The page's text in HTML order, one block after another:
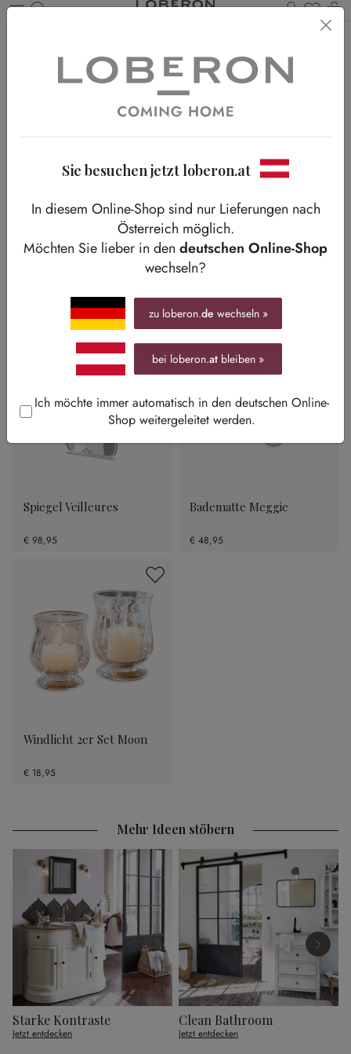
Du
Beachhouse-Look im Bad
Eigener Wellness-Bereich wie im Urlaub
Spiegel Veilleures
€ 98,95
Badematte Meggie
€ 48,95
Windlicht 2er Set Moon
€ 18,95
Mehr Ideen stöbern
Starke Kontraste
Jetzt entdecken
Clean Bathroom
Jetzt entdecken
Sie besuchen jetzt loberon.at
In diesem Online-Shop sind nur Lieferungen nach
Österreich möglich.
Möchten Sie lieber in den deutschen Online-Shop
wechseln?
zu loberon.de wechseln »
bei loberon.at bleiben »
Ich möchte immer automatisch in den deutschen Online-
Shop weitergeleitet werden.